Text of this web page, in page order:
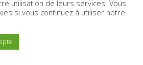
utilisation de leurs services. Vous
si vous continuez à utiliser notre